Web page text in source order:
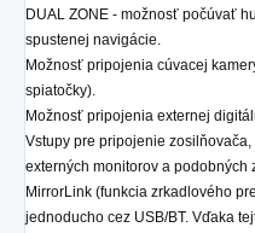
DUAL ZONE - možnosť počúvať
spustenej navigácie.
Možnosť pripojenia cúvacej
spiatočky).
Možnosť pripojenia externej
Vstupy pre pripojenie
externých monitorov a podobných
MirrorLink (funkcia zrkadlového
jednoducho cez USB/BT. Vďaka